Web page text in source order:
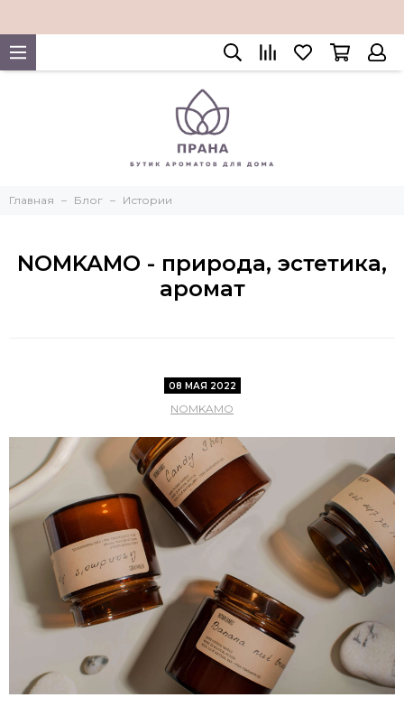
Главная Блог Истории
NOMKAMO - природа, эстетика,
аромат
08 МАЯ 2022
NOMKAMO